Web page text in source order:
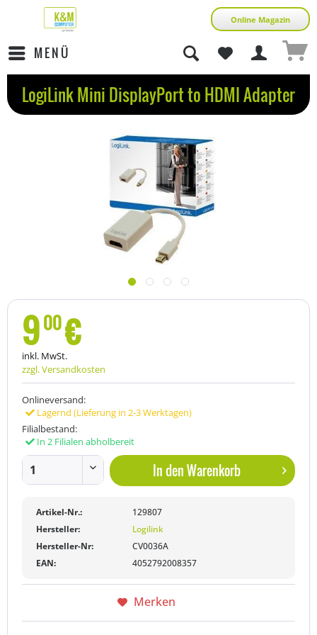
Online Magazin
MENÜ
LogiLink Mini DisplayPort to HDMI Adapter
900€
inkl. MwSt.
zzgl. Versandkosten
Onlineversand:
Lagernd (Lieferung in 2-3 Werktagen)
Filialbestand:
In 2 Filialen abholbereit
In denWarenkorb
Artikel-Nr.:
129807
Hersteller:
Logilink
Hersteller-Nr:
CV0036A
EAN:
4052792008357
Merken